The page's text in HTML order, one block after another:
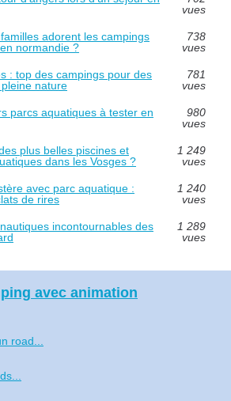
vues
adorent les campings
normandie ?
738
vues
: top des campings pour des
nature
781
vues
parcs aquatiques à tester en
980
vues
plus belles piscines et
dans les Vosges ?
1 249
vues
avec parc aquatique :
de rires
1 240
vues
incontournables des
1 289
vues
avec animation
road...